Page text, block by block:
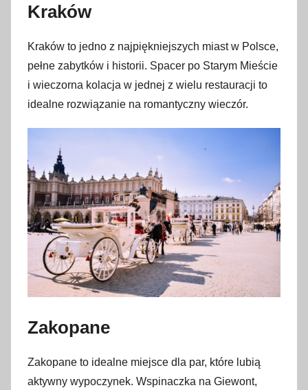
o
w
a
n
u
t
e
g
0
2
Kraków
Kraków to jedno z najpiękniejszych miast w Polsce,
pełne zabytków i historii. Spacer po Starym Mieście
i wieczorna kolacja w jednej z wielu restauracji to
idealne rozwiązanie na romantyczny wieczór.
Zakopane
Zakopane to idealne miejsce dla par, które lubią
aktywny wypoczynek. Wspinaczka na Giewont,